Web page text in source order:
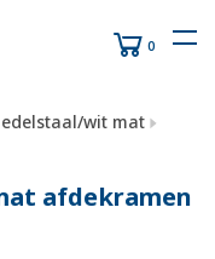
0
edelstaal/wit mat
afdekramen